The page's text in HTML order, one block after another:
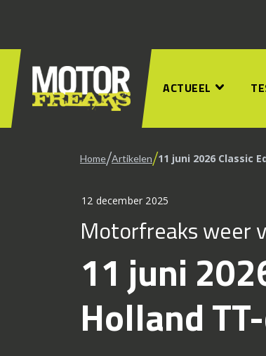
ACTUEEL
Home/Artikelen/11 juni 2026 Classic
12 december 2025
Motorfreaks weer
11 juni
Holland